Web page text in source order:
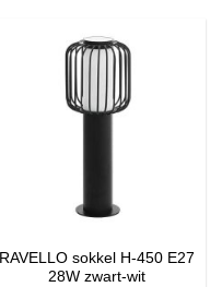
RAVELLO sokkel H-450 E27
28W zwart-wit